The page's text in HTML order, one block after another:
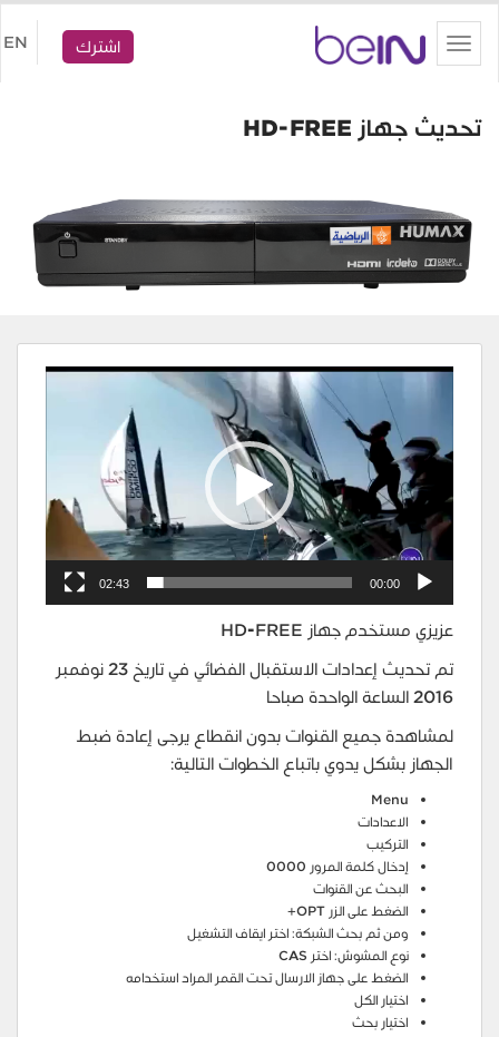
Toggle
navigation
اشترك EN
تحديث جهاز HD-FREE
Video
00:00
02:43
عزيزي مستخدم جهاز HD-FREE
تم تحديث إعدادات الاستقبال الفضائي في تاريخ 23 نوفمبر
2016 الساعة الواحدة صباحا
لمشاهدة جميع القنوات بدون انقطاع يرجى إعادة ضبط
الجهاز بشكل يدوي باتباع الخطوات التالية:
‪Menu
‫الاعدادات
‫التركيب
‫إدخال كلمة المرور 0000
‫البحث عن القنوات
الضغط على الزر OPT+ ‫
ومن ثم بحث الشبكة: اختر ايقاف التشغيل ‫
نوع المشوش: اختر CAS
الضغط على جهاز الارسال تحت القمر المراد استخدامه
اختيار الكل
اختيار بحث